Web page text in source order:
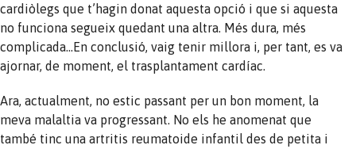
cardiòlegs que t’hagin donat aquesta opció i que si aquesta
no funciona segueix quedant una altra. Més dura, més
complicada…En conclusió, vaig tenir millora i, per tant, es va
ajornar, de moment, el trasplantament cardíac.
Ara, actualment, no estic passant per un bon moment, la
meva malaltia va progressant. No els he anomenat que
també tinc una artritis reumatoide infantil des de petita i